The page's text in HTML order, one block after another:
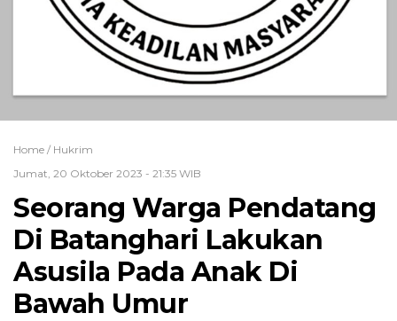
Home / Hukrim
Jumat, 20 Oktober 2023 - 21:35 WIB
Seorang Warga Pendatang
Di Batanghari Lakukan
Asusila Pada Anak Di
Bawah Umur